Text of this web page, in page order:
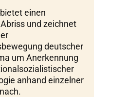
einen
und zeichnet
deutscher
um Anerkennung
anhand einzelner